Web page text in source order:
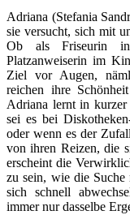
Adriana (Stefania
sie versucht, sich mit
Ob als Friseurin in
Platzanweiserin im
Ziel vor Augen,
reichen ihre
Adriana lernt in kurzer
sei es bei
oder wenn es der
von ihren Reizen, die
erscheint die
zu sein, wie die Suche
sich schnell
immer nur dasselbe